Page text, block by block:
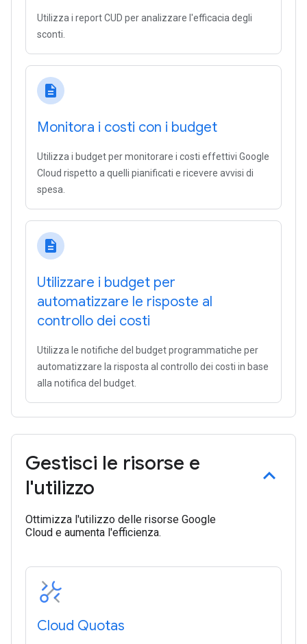
Utilizza i report CUD per analizzare l'efficacia degli
sconti.
description
Monitora i costi con i budget
Utilizza i budget per monitorare i costi effettivi Google
Cloud rispetto a quelli pianificati e ricevere avvisi di
spesa.
description
Utilizzare i budget per
automatizzare le risposte al
controllo dei costi
Utilizza le notifiche del budget programmatiche per
automatizzare la risposta al controllo dei costi in base
alla notifica del budget.
Gestisci le risorse e
l'utilizzo
Ottimizza l'utilizzo delle risorse Google
Cloud e aumenta l'efficienza.
Cloud Quotas